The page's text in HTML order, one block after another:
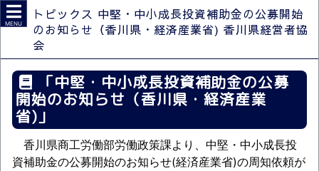
MENU
トピックス 中堅・中小成長投資補助金の公募開始
のお知らせ（香川県・経済産業省)香川県経営者協
会
「中堅・中小成長投資補助金の公募
開始のお知らせ（香川県・経済産業
省)」
香川県商工労働部労働政策課より、中堅・中小成長投
資補助金の公募開始のお知らせ(経済産業省)の周知依頼が